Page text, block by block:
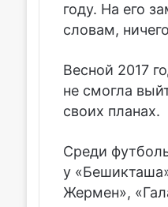
году. На его
словам,
Весной 2017
не смогла
своих планах.
Среди
у
Жермен»,